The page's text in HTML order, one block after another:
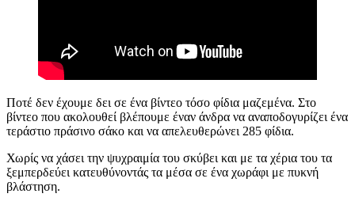
Ποτέ δεν έχουμε δει σε ένα βίντεο τόσο φίδια μαζεμένα. Στο
βίντεο που ακολουθεί βλέπουμε έναν άνδρα να αναποδογυρίζει ένα
τεράστιο πράσινο σάκο και να απελευθερώνει 285 φίδια.
Χωρίς να χάσει την ψυχραιμία του σκύβει και με τα χέρια του τα
ξεμπερδεύει κατευθύνοντάς τα μέσα σε ένα χωράφι με πυκνή
βλάστηση.